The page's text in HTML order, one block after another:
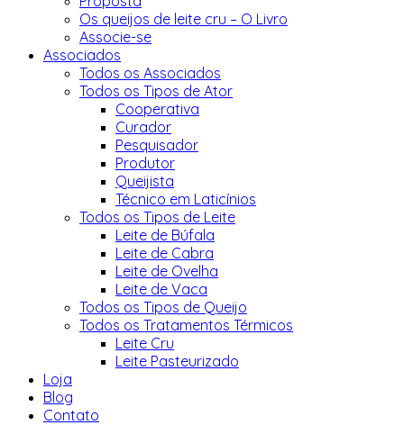
Os queijos de leite cru – O Livro
Associe-se
Associados
Todos os Associados
Todos os Tipos de Ator
Cooperativa
Curador
Pesquisador
Produtor
Queijista
Técnico em Laticínios
Todos os Tipos de Leite
Leite de Búfala
Leite de Cabra
Leite de Ovelha
Leite de Vaca
Todos os Tipos de Queijo
Todos os Tratamentos Térmicos
Leite Cru
Leite Pasteurizado
Loja
Blog
Contato